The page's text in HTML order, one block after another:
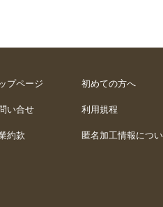
プページ
い合せ
約款
初めての方へ
利用規程
匿名加工情報につ